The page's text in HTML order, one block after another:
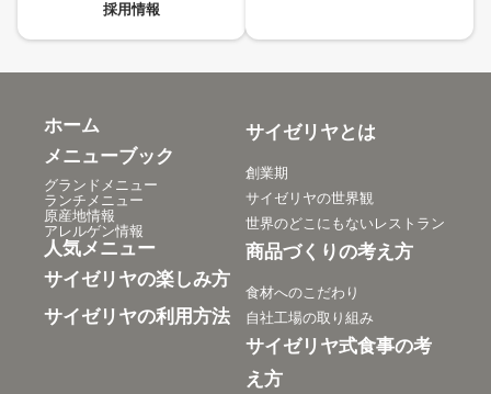
採用情報
ホーム
メニューブック
グランドメニュー
ランチメニュー
原産地情報
アレルゲン情報
人気メニュー
サイゼリヤの楽しみ方
サイゼリヤの利用方法
サイゼリヤとは
創業期
サイゼリヤの世界観
世界のどこにもないレストラン
商品づくりの考え方
食材へのこだわり
自社工場の取り組み
サイゼリヤ式食事の考
え方